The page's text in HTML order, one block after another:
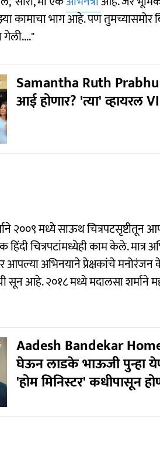
कामाचा भाग आहे. पण तुमच्यासमोर
Samantha Ruth Prabhu
आई होणार? 'त्या' व्हायरल
२००९ मध्ये साऊथ
हिंदी चित्रपटांमध्येही काम केले.
अभिनयाने प्रेक्षकांचे मनोरंजन
सून आहे. २०१८ मध्ये मदालसा शर्माने
Aadesh Bandekar
घेऊन लाडके भाऊजी पुन्हा
'होम मिनिस्टर' कधीपासून